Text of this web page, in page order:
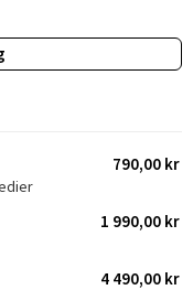
790,00 kr
1 990,00 kr
4 490,00 kr